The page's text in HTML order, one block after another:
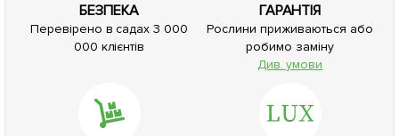
БЕЗПЕКА
Перевірено в садах 3 000
000 клієнтів
ГАРАНТІЯ
Рослини приживаються або
робимо заміну
Див. умови